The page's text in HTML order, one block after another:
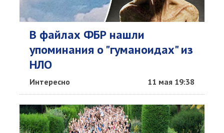
В файлах ФБР нашли
упоминания о "гуманоидах" из
НЛО
Интересно 11 мая 19:38